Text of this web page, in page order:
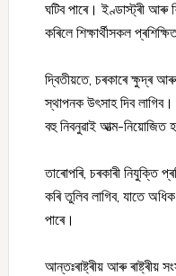
ঘটিব পাৰে। ইণ্ডাস্ট্ৰী আৰু
কৰিলে শিক্ষাৰ্থীসকল
দ্বিতীয়তে, চৰকাৰে ক্ষুদ্ৰ
স্থাপনক উৎসাহ দিব
বহু নিবনুৱাই আত্ম-নিয়োজিত
তাৰোপৰি, চৰকাৰী নিযুক্তি
কৰি তুলিব লাগিব, যাতে
পাৰে।
আন্তঃৰাষ্ট্ৰীয় আৰু